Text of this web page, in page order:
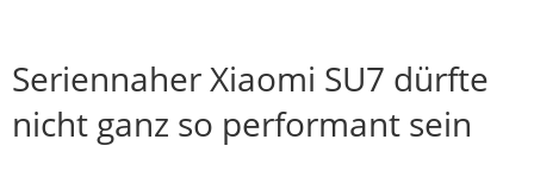
Seriennaher Xiaomi SU7 dürfte
nicht ganz so performant sein